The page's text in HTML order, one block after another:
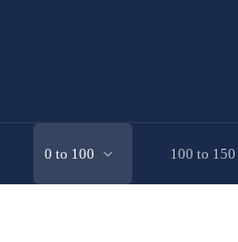
0 to 100 100 to 150